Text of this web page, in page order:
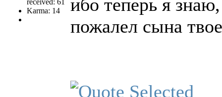
Karma: 14
ибо теперь я
пожалел сына